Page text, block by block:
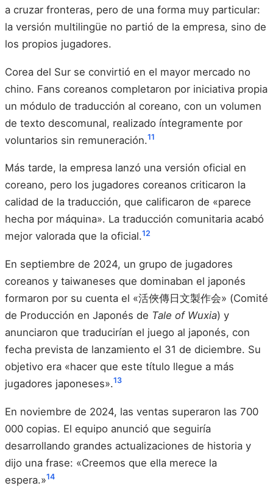
a cruzar fronteras, pero de una forma muy particular:
la versión multilingüe no partió de la empresa, sino de
los propios jugadores.
Corea del Sur se convirtió en el mayor mercado no
chino. Fans coreanos completaron por iniciativa propia
un módulo de traducción al coreano, con un volumen
de texto descomunal, realizado íntegramente por
voluntarios sin remuneración.11
Más tarde, la empresa lanzó una versión oficial en
coreano, pero los jugadores coreanos criticaron la
calidad de la traducción, que calificaron de «parece
hecha por máquina». La traducción comunitaria acabó
mejor valorada que la oficial.12
En septiembre de 2024, un grupo de jugadores
coreanos y taiwaneses que dominaban el japonés
formaron por su cuenta el «活俠傳日文製作会» (Comité
de Producción en Japonés de Tale of Wuxia) y
anunciaron que traducirían el juego al japonés, con
fecha prevista de lanzamiento el 31 de diciembre. Su
objetivo era «hacer que este título llegue a más
jugadores japoneses».13
En noviembre de 2024, las ventas superaron las 700
000 copias. El equipo anunció que seguiría
desarrollando grandes actualizaciones de historia y
dijo una frase: «Creemos que ella merece la
espera.»14